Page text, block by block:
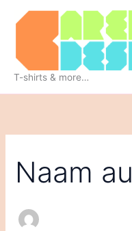
naar
inhoud
T-shirts & more…
Naam